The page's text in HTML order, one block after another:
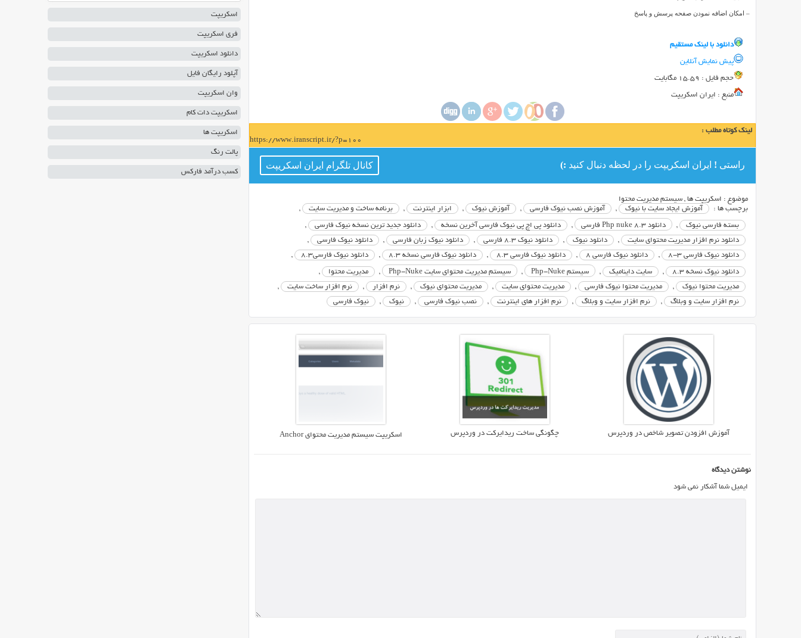
PHP
شده
است.
استفاده
افزار
می
برای
خود
ایجاد
کنید
از
امکانات
– امکان اضافه نمودن صفحه پرسش و پاسخ
دانلود با لينک مستقيم
پیش نمایش آنلاین
حجم فايل : 15.59 مگابایت
منبع : ایران اسکریپت
لینک کوتاه مطلب :
https://www.iranscript.ir/?p=100
راستی ! ایران اسکریپت را در لحظه دنبال کنید :) کانال تلگرام ایران اسکریپت
موضوع : اسکریپت ها ,سیستم مدیریت محتوا
برچسب ها :
آموزش ایجاد سایت با نیوک , آموزش نصب نیوک فارسی , آموزش نیوک , ابزار اينترنت , برنامه ساخت و مدیریت سایت ,
بسته فارسی نیوک , دانلود Php nuke 8.3 فارسی , دانلود پی اچ پی نیوک فارسی آخرین نسخه , دانلود جدید ترین نسخه نیوک فارسی
,
دانلود نرم افزار مدیریت محتوای سایت
, دانلود نیوک , دانلود نیوک 8.3 فارسی , دانلود نیوک زبان فارسی , دانلود نیوک فارسی
,
دانلود نیوک فارسی 3-8
, دانلود نیوک فارسی 8 , دانلود نیوک فارسی 8.3 , دانلود نیوک فارسی نسخه 8.3 , دانلود نیوک فارسی8.3 ,
دانلود نیوک نسخه 8.3 , سایت داینامیک , سیستم Php-Nuke , سیستم مدیریت محتوای سایت Php-Nuke , مدیریت محتوا
,
مدیریت محتوا نیوک
, مدیریت محتوا نیوک فارسی , مدیریت محتوای سایت , مدیریت محتوای نیوک , نرم افزار , نرم افزار ساخت سایت
,
نرم افزار سايت و وبلاگ
, نرم افزار سایت و وبلاگ , نرم افزار هاي اينترنت , نصب نیوک فارسی , نیوک , نیوک فارسی
آموزش افزودن تصویر شاخص در وردپرس چگونگی ساخت ریدایرکت در وردپرس اسکریپت سیستم مدیریت محتوای Anchor
نوشتن دیدگاه
ایمیل شما آشکار نمی شود
اسکریپت
فری اسکریپت
دانلود اسکریپت
آپلود رایگان فایل
وان اسکریپت
اسکریپت دات کام
اسکریپت ها
پالت رنگ
کسب درآمد فارکس